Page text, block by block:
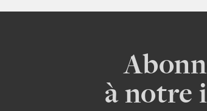
à notre